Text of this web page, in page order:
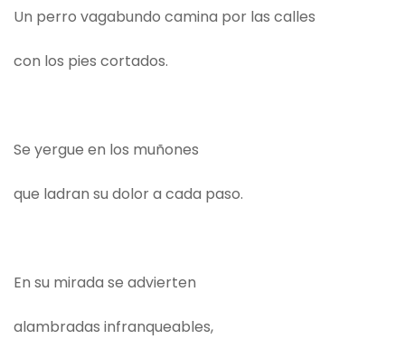
Un perro vagabundo camina por las calles
con los pies cortados.
Se yergue en los muñones
que ladran su dolor a cada paso.
En su mirada se advierten
alambradas infranqueables,